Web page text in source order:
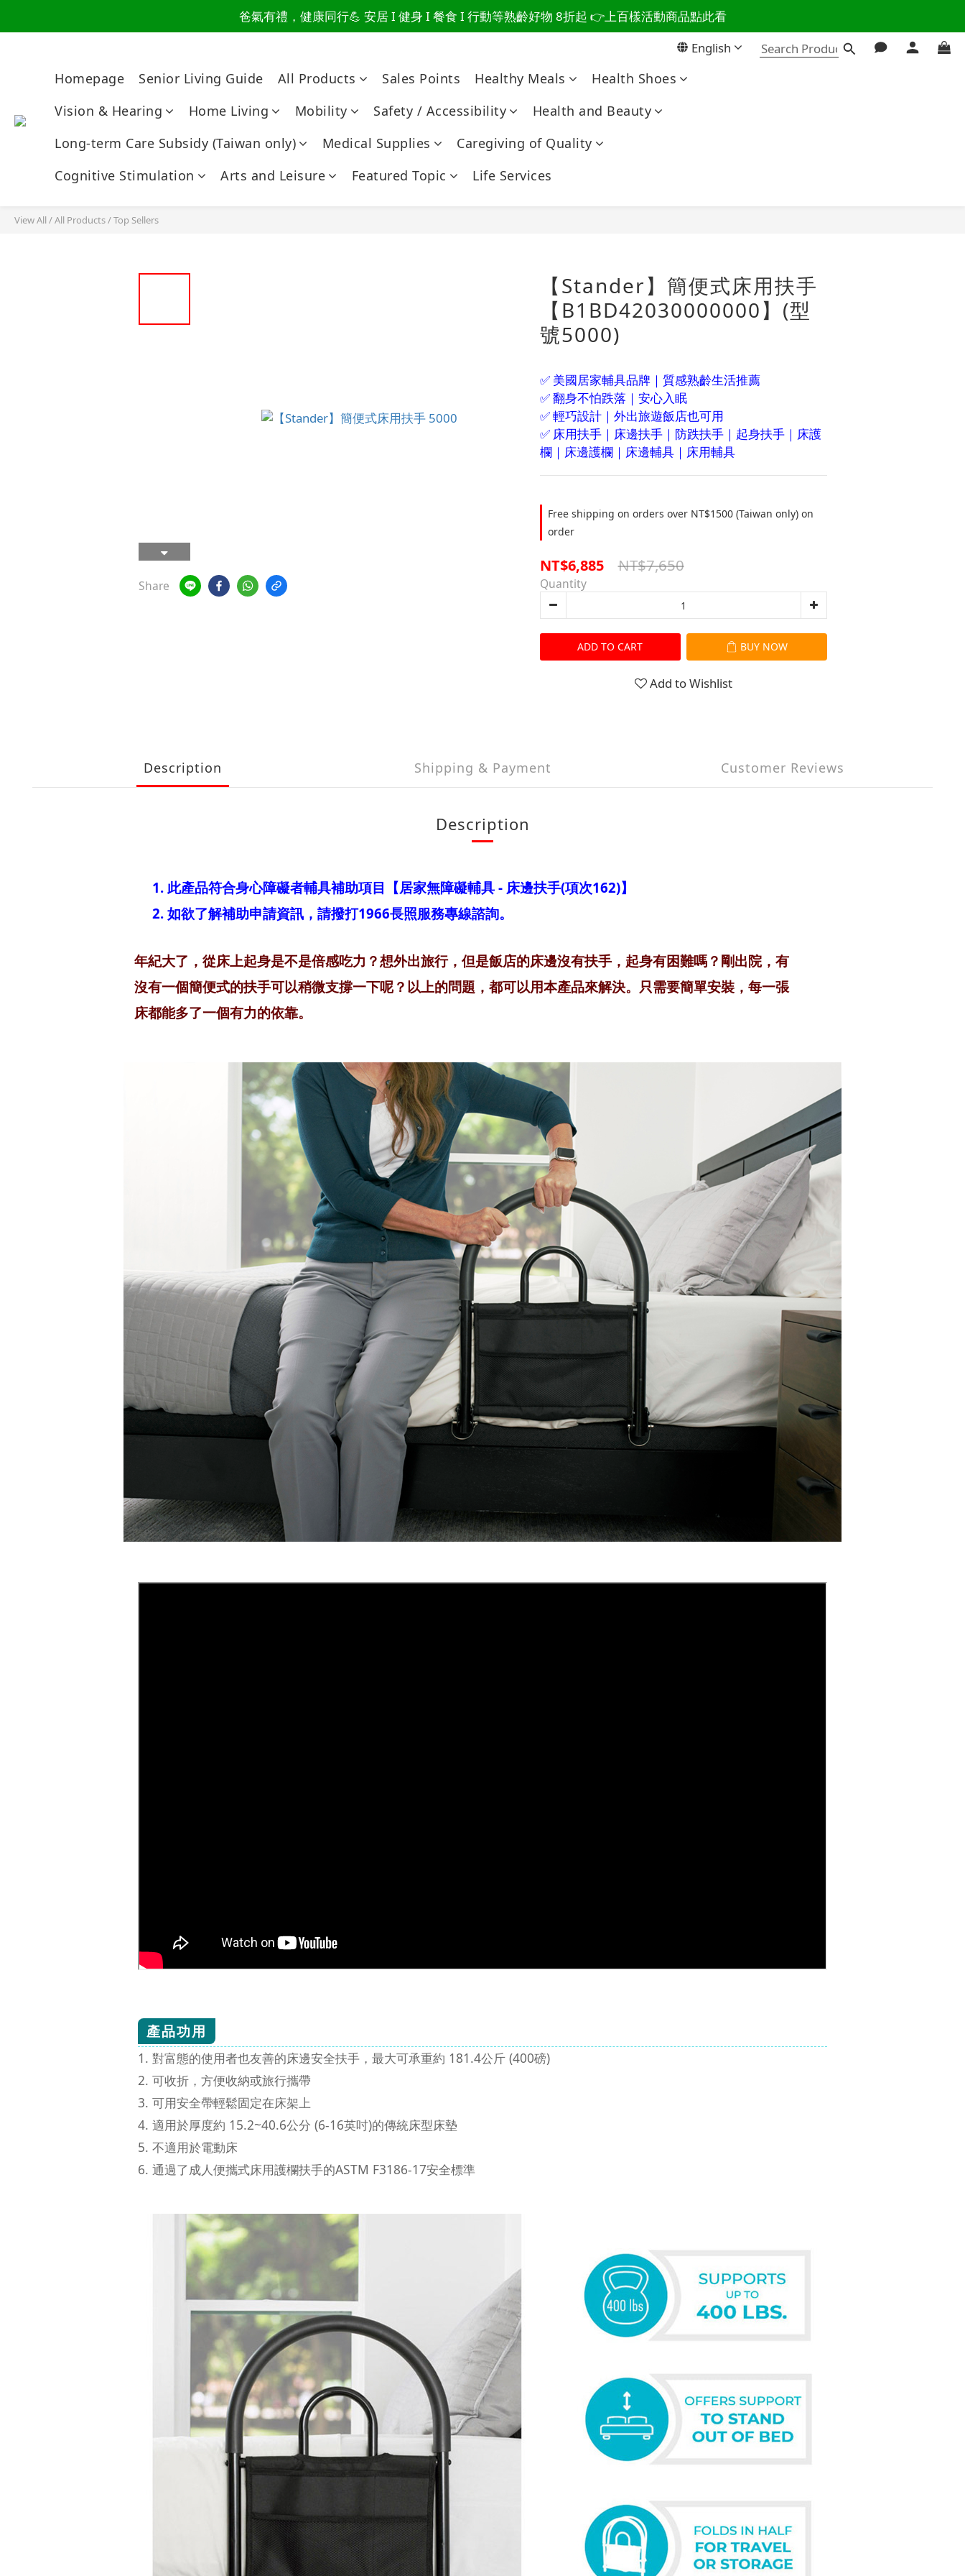
讀懂爸爸總說「不用買」的堅強 👉 3大生活貼心巧思，找回他的生活主導權
讀懂爸爸總說「不用買」的堅強 👉 3大生活貼心巧思，找回他的生活主導權
爸氣有禮，健康同行💪 安居 I 健身 I 餐食 I 行動等熟齡好物 8折起 👉上百樣活動商品點此看
讀懂爸爸總說「不用買」的堅強 👉 3大生活貼心巧思，找回他的生活主導權
English
Homepage Senior Living Guide All Products Sales Points Healthy Meals
Health Shoes
Vision & Hearing
Home Living Mobility Safety / Accessibility
Health and Beauty
Long-term Care Subsidy (Taiwan only)
Medical Supplies
Caregiving of Quality
Cognitive Stimulation
Arts and Leisure Featured Topic Life Services
View All/All Products/Top Sellers
Share
【Stander】簡便式床用扶手
【B1BD42030000000】(型
號5000)
✅ 美國居家輔具品牌｜質感熟齡生活推薦
✅ 翻身不怕跌落｜安心入眠
✅ 輕巧設計｜外出旅遊飯店也可用
✅ 床用扶手｜床邊扶手｜防跌扶手｜起身扶手｜床護
欄｜床邊護欄｜床邊輔具｜床用輔具
Free shipping on orders over NT$1500 (Taiwan only) on
order
NT$6,885 NT$7,650
Quantity
ADD TO CART BUY NOW
Add to Wishlist
Description Shipping & Payment Customer Reviews
Description
1. 此產品符合身心障礙者輔具補助項目【居家無障礙輔具 - 床邊扶手(項次162)】
2. 如欲了解補助申請資訊，請撥打1966長照服務專線諮詢。
年紀大了，從床上起身是不是倍感吃力？想外出旅行，但是飯店的床邊沒有扶手，起身有困難嗎？剛出院，有
沒有一個簡便式的扶手可以稍微支撐一下呢？以上的問題，都可以用本產品來解決。只需要簡單安裝，每一張
床都能多了一個有力的依靠。
產品功用
對富態的使用者也友善的床邊安全扶手，最大可承重約 181.4公斤 (400磅)
可收折，方便收納或旅行攜帶
可用安全帶輕鬆固定在床架上
適用於厚度約 15.2~40.6公分 (6-16英吋)的傳統床型床墊
不適用於電動床
通過了成人便攜式床用護欄扶手的ASTM F3186-17安全標準